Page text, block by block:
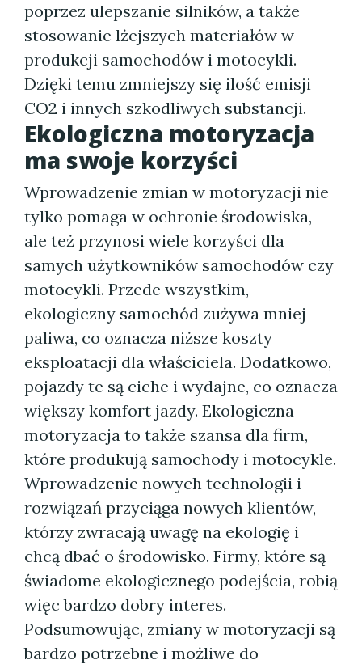
poprzez ulepszanie silników, a także
stosowanie lżejszych materiałów w
produkcji samochodów i motocykli.
Dzięki temu zmniejszy się ilość emisji
CO2 i innych szkodliwych substancji.
Ekologiczna motoryzacja
ma swoje korzyści
Wprowadzenie zmian w motoryzacji nie
tylko pomaga w ochronie środowiska,
ale też przynosi wiele korzyści dla
samych użytkowników samochodów czy
motocykli. Przede wszystkim,
ekologiczny samochód zużywa mniej
paliwa, co oznacza niższe koszty
eksploatacji dla właściciela. Dodatkowo,
pojazdy te są ciche i wydajne, co oznacza
większy komfort jazdy. Ekologiczna
motoryzacja to także szansa dla firm,
które produkują samochody i motocykle.
Wprowadzenie nowych technologii i
rozwiązań przyciąga nowych klientów,
którzy zwracają uwagę na ekologię i
chcą dbać o środowisko. Firmy, które są
świadome ekologicznego podejścia, robią
więc bardzo dobry interes.
Podsumowując, zmiany w motoryzacji są
bardzo potrzebne i możliwe do